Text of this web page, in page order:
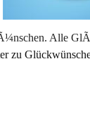
Alle
zu